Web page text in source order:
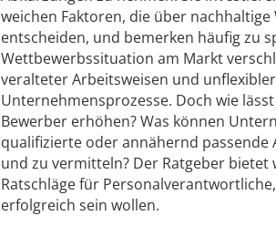
weichen Faktoren, die über nachhaltige
entscheiden, und bemerken häufig zu
Wettbewerbssituation am Markt
veralteter Arbeitsweisen und unflexibler
Unternehmensprozesse. Doch wie
Bewerber erhöhen? Was können
qualifizierte oder annähernd
und zu vermitteln? Der Ratgeber bietet
Ratschläge für
erfolgreich sein wollen.